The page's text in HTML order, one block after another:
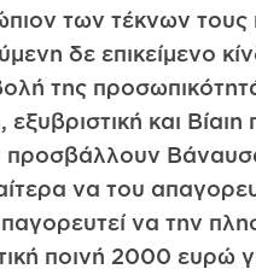
των τέκνων
δε επικείμενο
της
και
να του
να την
ποινή 2000 ευρώ